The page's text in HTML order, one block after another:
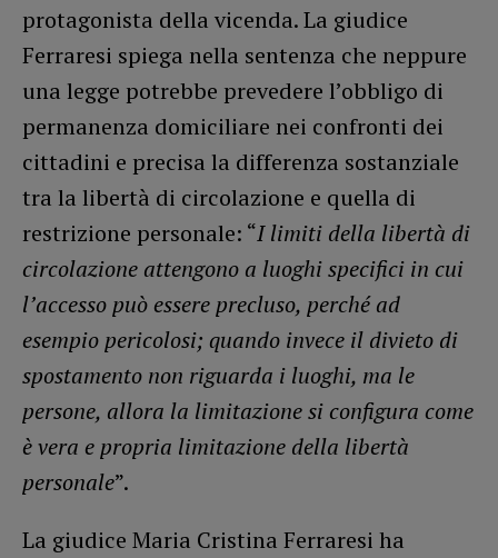
protagonista della vicenda. La giudice
Ferraresi spiega nella sentenza che neppure
una legge potrebbe prevedere l’obbligo di
permanenza domiciliare nei confronti dei
cittadini e precisa la differenza sostanziale
tra la libertà di circolazione e quella di
restrizione personale: “I limiti della libertà di
circolazione attengono a luoghi specifici in cui
l’accesso può essere precluso, perché ad
esempio pericolosi; quando invece il divieto di
spostamento non riguarda i luoghi, ma le
persone, allora la limitazione si configura come
è vera e propria limitazione della libertà
personale”.
La giudice Maria Cristina Ferraresi ha